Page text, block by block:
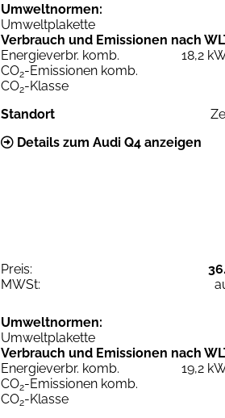
Umweltnormen:
Umweltplakette
Verbrauch und Emissionen nach
Energieverbr. komb.
18,2
CO2-Emissionen komb.
CO2-Klasse
Standort
Details zum Audi Q4 anzeigen
Preis:
MWSt:
Umweltnormen:
Umweltplakette
Verbrauch und Emissionen nach
Energieverbr. komb.
19,2
CO2-Emissionen komb.
CO2-Klasse